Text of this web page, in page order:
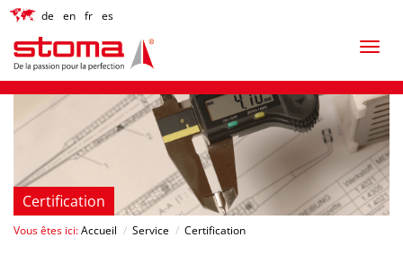
Certification
Vous êtes ici:Accueil / Service / Certification
de en fr es